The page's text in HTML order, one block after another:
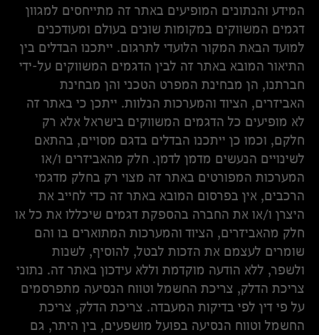
המידע והנתונים המופיעים באתר זה מתייחסים למגוון
דגמים המשווקים במקומות שונים בעולם ומעודכנים
למועד הבאת המקור הלועדי לתרגום. ייתכנו הבדלים בין
התיאור המובא באתר זה לבין הדגמים המשווקים על-ידי
חברתנו, הן מבחינת המפרט הטכני והן מבחינת
האביזרים, הציוד והמערכות הנלוות. ייתכן כי באתר זה
לא מופיעים כל הדגמים המשווקים בישראל אלא רק
חלקם, וכמו כן ייתכנו הבדלים בדגם מסויים, בהתאם
לשינויים הנעשים מדמן לדמן. חלק מהאביזרים ו/או
המערכות המפורטים באתר זה מצוי רק בחלק מדגמי
הרכבים, אין בפרסום המובא באתר זה כדי לחייב את
היצרן ו/או את החברה בהספקת דגמים שיכללו את כל או
חלק מהאביזרים, הציוד והמערכות המתוארים בו והם
שומרים לעצמם את הזכות לבטל, להוסיף, לשנות
ולשפר, ללא הודעה מוקדמת וללא עידכון באתר זה. נתוני
צריכת הדלק, צריכת החשמל וטווח הנסיעה מתפרסמים
על פי דין לפי בדיקות המעבדה. צריכת הדלק, צריכת
החשמל וטווח הנסיעה בפועל מושפעים, בין היתר, גם